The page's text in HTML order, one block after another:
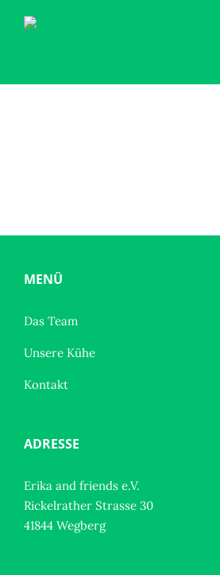
Inhalt
MENÜ
Das Team
Unsere Kühe
Kontakt
ADRESSE
Erika and friends e.V.
Rickelrather Strasse 30
41844 Wegberg